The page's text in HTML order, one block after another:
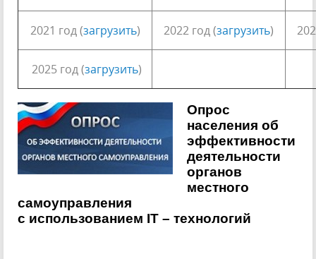
2021 год (загрузить) 2022 год (загрузить)
2025 год (загрузить)
Опрос
населения об
эффективности
деятельности
органов
местного
самоуправления
с использованием IT – технологий